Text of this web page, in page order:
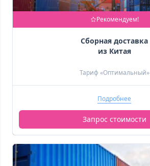
Рекомендуем!
Сборная доставка
из Китая
Тариф «Оптимальный»
Подробнее
Запрос стоимости